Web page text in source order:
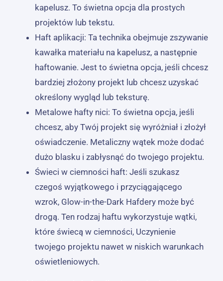
kapelusz. To świetna opcja dla prostych
projektów lub tekstu.
Haft aplikacji: Ta technika obejmuje zszywanie
kawałka materiału na kapelusz, a następnie
haftowanie. Jest to świetna opcja, jeśli chcesz
bardziej złożony projekt lub chcesz uzyskać
określony wygląd lub teksturę.
Metalowe hafty nici: To świetna opcja, jeśli
chcesz, aby Twój projekt się wyróżniał i złożył
oświadczenie. Metaliczny wątek może dodać
dużo blasku i zabłysnąć do twojego projektu.
Świeci w ciemności haft: Jeśli szukasz
czegoś wyjątkowego i przyciągającego
wzrok, Glow-in-the-Dark Hafdery może być
drogą. Ten rodzaj haftu wykorzystuje wątki,
które świecą w ciemności, Uczynienie
twojego projektu nawet w niskich warunkach
oświetleniowych.